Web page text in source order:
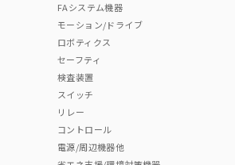
FAシステム機器
モーション/ドライブ
ロボティクス
セーフティ
検査装置
スイッチ
リレー
コントロール
電源/周辺機器他